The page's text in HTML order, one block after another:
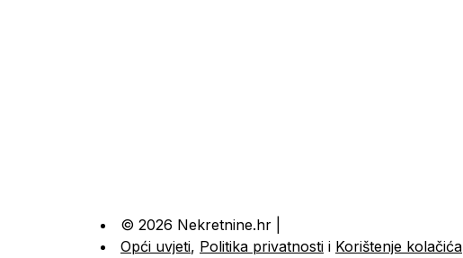
© 2026 Nekretnine.hr |
Opći uvjeti, Politika privatnosti i Korištenje kolačića